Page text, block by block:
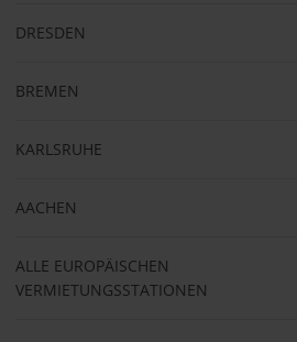
DRESDEN
BREMEN
KARLSRUHE
AACHEN
ALLE EUROPÄISCHEN
VERMIETUNGSSTATIONEN